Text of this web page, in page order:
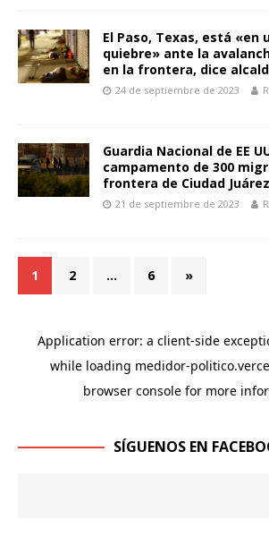
El Paso, Texas, está «en
quiebre» ante la
en la frontera, dice
24 de septiembre de 2023
Guardia Nacional de EE
campamento de 300
frontera de Ciudad Juárez
21 de septiembre de 2023
1 2 … 6 »
SÍGUENOS EN